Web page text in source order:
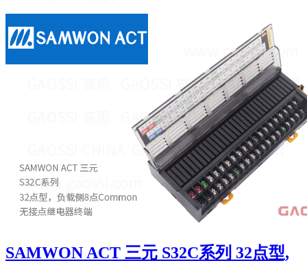
MERSEN
美尔森
Statistics
过去365天的访问量:201,996